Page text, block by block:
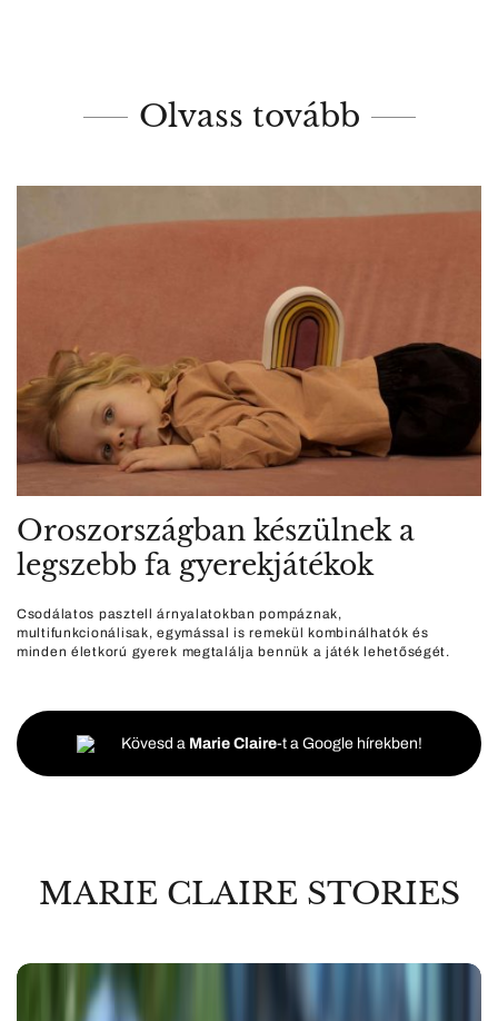
Olvass tovább
Oroszországban készülnek a
legszebb fa gyerekjátékok
Csodálatos pasztell árnyalatokban pompáznak,
multifunkcionálisak, egymással is remekül kombinálhatók és
minden életkorú gyerek megtalálja bennük a játék lehetőségét.
Kövesd a Marie Claire-t a Google hírekben!
MARIE CLAIRE STORIES